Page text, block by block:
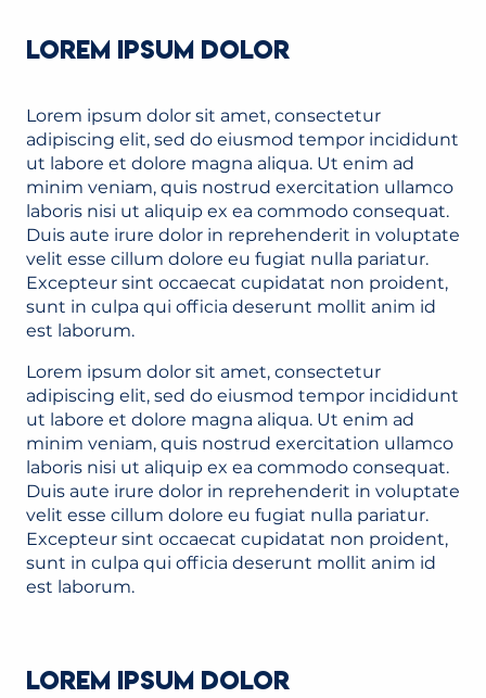
LOREM IPSUM DOLOR
Lorem ipsum dolor sit amet, consectetur
adipiscing elit, sed do eiusmod tempor incididunt
ut labore et dolore magna aliqua. Ut enim ad
minim veniam, quis nostrud exercitation ullamco
laboris nisi ut aliquip ex ea commodo consequat.
Duis aute irure dolor in reprehenderit in voluptate
velit esse cillum dolore eu fugiat nulla pariatur.
Excepteur sint occaecat cupidatat non proident,
sunt in culpa qui officia deserunt mollit anim id
est laborum.
Lorem ipsum dolor sit amet, consectetur
adipiscing elit, sed do eiusmod tempor incididunt
ut labore et dolore magna aliqua. Ut enim ad
minim veniam, quis nostrud exercitation ullamco
laboris nisi ut aliquip ex ea commodo consequat.
Duis aute irure dolor in reprehenderit in voluptate
velit esse cillum dolore eu fugiat nulla pariatur.
Excepteur sint occaecat cupidatat non proident,
sunt in culpa qui officia deserunt mollit anim id
est laborum.
LOREM IPSUM DOLOR